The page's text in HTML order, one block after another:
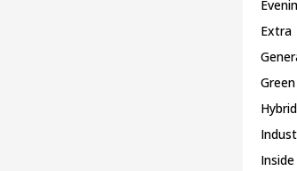
Extra
Hybrid